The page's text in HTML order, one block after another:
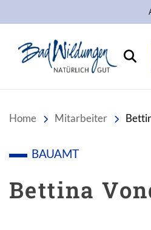
Stadt
Home Mitarbeiter
Bettina
BAUAMT